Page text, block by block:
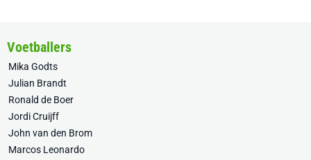
Voetballers
Mika Godts
Julian Brandt
Ronald de Boer
Jordi Cruijff
John van den Brom
Marcos Leonardo